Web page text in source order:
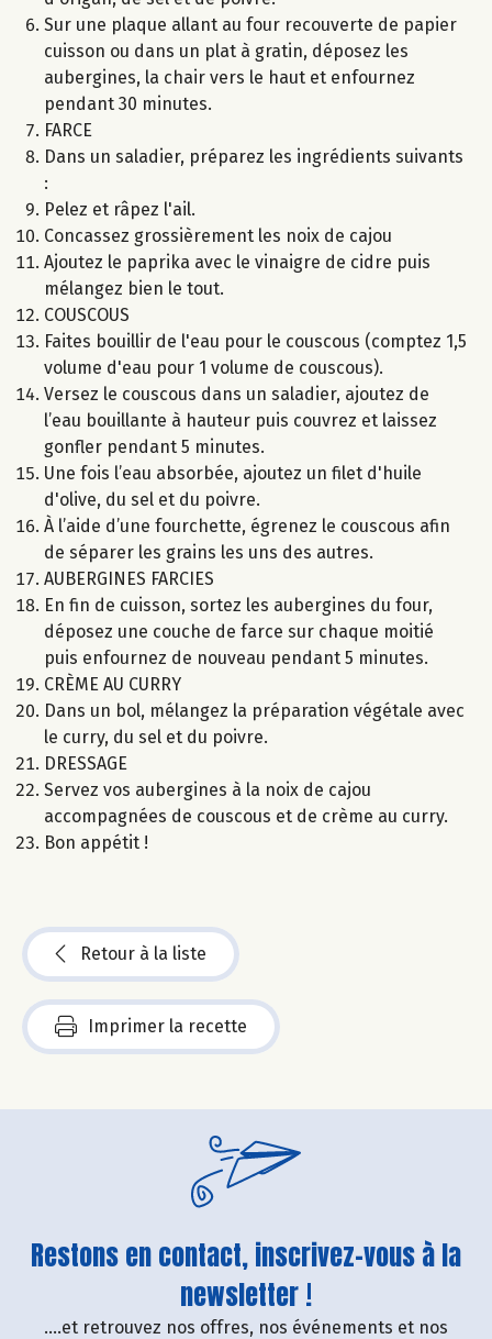
Sur une plaque allant au four recouverte de papier
cuisson ou dans un plat à gratin, déposez les
aubergines, la chair vers le haut et enfournez
pendant 30 minutes.
FARCE
Dans un saladier, préparez les ingrédients suivants
:
Pelez et râpez l'ail.
Concassez grossièrement les noix de cajou
Ajoutez le paprika avec le vinaigre de cidre puis
mélangez bien le tout.
COUSCOUS
Faites bouillir de l'eau pour le couscous (comptez 1,5
volume d'eau pour 1 volume de couscous).
Versez le couscous dans un saladier, ajoutez de
l’eau bouillante à hauteur puis couvrez et laissez
gonfler pendant 5 minutes.
Une fois l’eau absorbée, ajoutez un filet d'huile
d'olive, du sel et du poivre.
À l’aide d’une fourchette, égrenez le couscous afin
de séparer les grains les uns des autres.
AUBERGINES FARCIES
En fin de cuisson, sortez les aubergines du four,
déposez une couche de farce sur chaque moitié
puis enfournez de nouveau pendant 5 minutes.
CRÈME AU CURRY
Dans un bol, mélangez la préparation végétale avec
le curry, du sel et du poivre.
DRESSAGE
Servez vos aubergines à la noix de cajou
accompagnées de couscous et de crème au curry.
Bon appétit !
Retour à la liste
Imprimer la recette
Restons en contact, inscrivez-vous à la
newsletter !
....et retrouvez nos offres, nos événements et nos